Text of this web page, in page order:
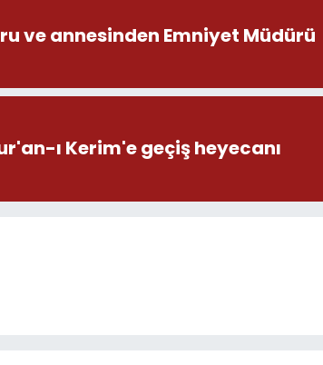
ve annesinden Emniyet Müdürü
ı Kerim'e geçiş heyecanı